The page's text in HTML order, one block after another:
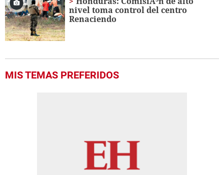
nivel toma control del centro
Renaciendo
MIS TEMAS PREFERIDOS